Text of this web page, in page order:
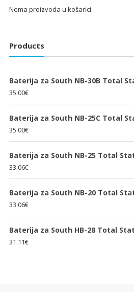
Nema proizvoda u košarici.
Products
Baterija za South NB-30B Total
35.00€
Baterija za South NB-25C Total
35.00€
Baterija za South NB-25 Total
33.06€
Baterija za South NB-20 Total
33.06€
Baterija za South HB-28 Total
31.11€